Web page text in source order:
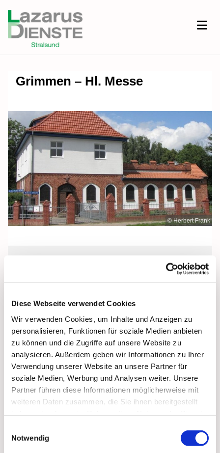
Diese Webseite verwendet Cookies
Wir verwenden Cookies, um Inhalte und Anzeigen zu
personalisieren, Funktionen für soziale Medien anbieten
zu können und die Zugriffe auf unsere Website zu
analysieren. Außerdem geben wir Informationen zu Ihrer
Verwendung unserer Website an unsere Partner für
soziale Medien, Werbung und Analysen weiter. Unsere
Partner führen diese Informationen möglicherweise mit
weiteren Daten zusammen, die Sie ihnen bereitgestellt
Notwendig
Grimmen – Hl. Messe
© Herbert Frank
Dienstag, 20. April 2027, 09:00 Uhr
St. Jakobus, Grimmen, Dr.-Kurt-
Fischer-Straße 1, 18507 Grimmen